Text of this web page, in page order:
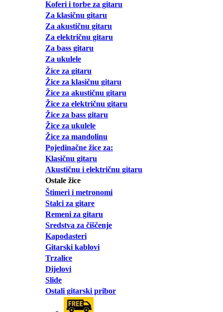
Koferi i torbe za gitaru
Za klasičnu gitaru
Za akustičnu gitaru
Za električnu gitaru
Za bass gitaru
Za ukulele
Žice za gitaru
Žice za klasičnu gitaru
Žice za akustičnu gitaru
Žice za električnu gitaru
Žice za bass gitaru
Žice za ukulele
Žice za mandolinu
Pojedinačne žice za:
Klasičnu gitaru
Akustičnu i električnu gitaru
Ostale žice
Štimeri i metronomi
Stalci za gitare
Remeni za gitaru
Sredstva za čiščenje
Kapodasteri
Gitarski kablovi
Trzalice
Dijelovi
Slide
Ostali gitarski pribor